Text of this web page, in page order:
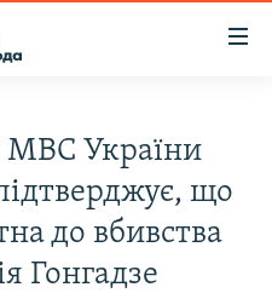
МВС України
що
до вбивства
Гонгадзе